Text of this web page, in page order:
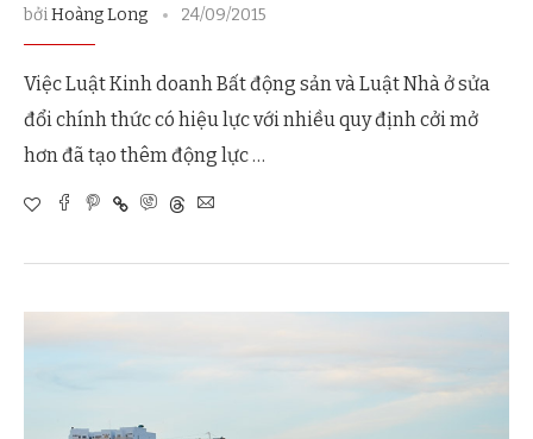
bởiHoàng Long 24/09/2015
Việc Luật Kinh doanh Bất động sản và Luật Nhà ở sửa
đổi chính thức có hiệu lực với nhiều quy định cởi mở
hơn đã tạo thêm động lực …